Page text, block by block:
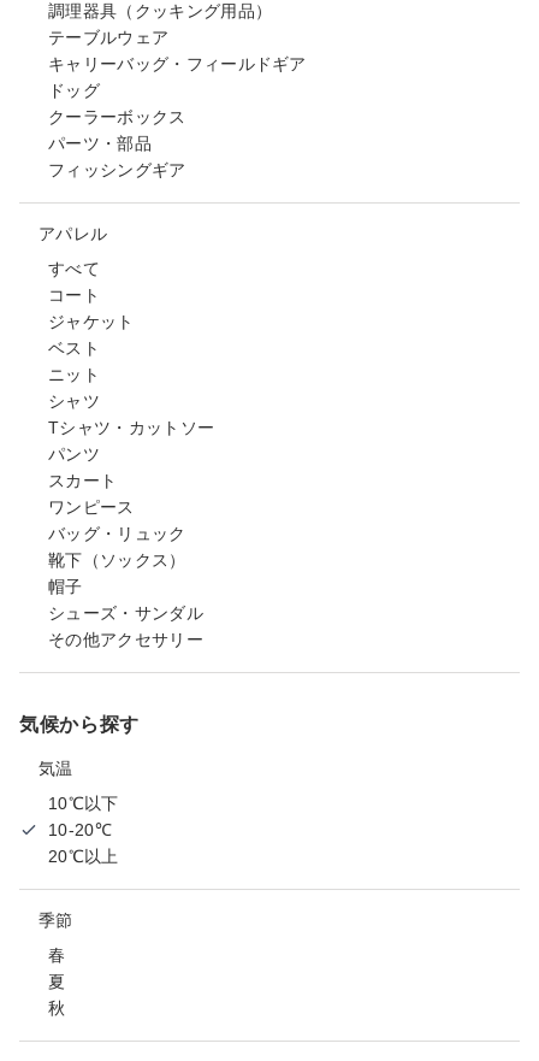
調理器具（クッキング用品）
テーブルウェア
キャリーバッグ・フィールドギア
ドッグ
クーラーボックス
パーツ・部品
フィッシングギア
アパレル
すべて
コート
ジャケット
ベスト
ニット
シャツ
Tシャツ・カットソー
パンツ
スカート
ワンピース
バッグ・リュック
靴下（ソックス）
帽子
シューズ・サンダル
その他アクセサリー
気候から探す
気温
10℃以下
10-20℃
20℃以上
季節
春
夏
秋